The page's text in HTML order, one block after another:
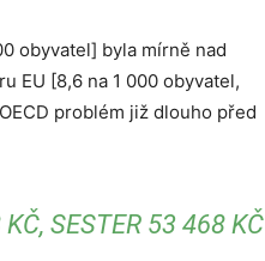
obyvatel] byla mírně nad
EU [8,6 na 1 000 obyvatel,
problém již dlouho před
SESTER 53 468 KČ